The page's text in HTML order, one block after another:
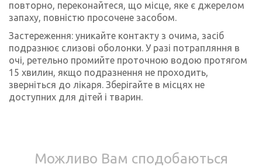
повторно, переконайтеся, що місце, яке є джерелом
запаху, повністю просочене засобом.
Застереження: уникайте контакту з очима, засіб
подразнює слизові оболонки. У разі потрапляння в
очі, ретельно промийте проточною водою протягом
15 хвилин, якщо подразнення не проходить,
зверніться до лікаря. Зберігайте в місцях не
доступних для дітей і тварин.
Можливо Вам сподобаються